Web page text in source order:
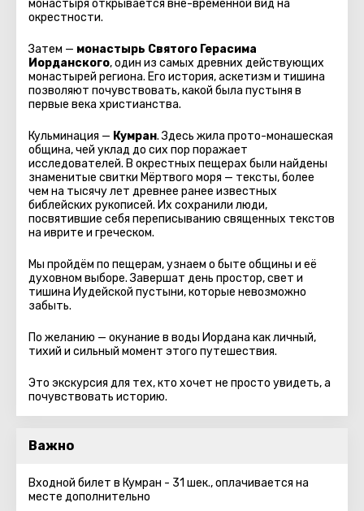
монастыря открывается вне-временной вид на
окрестности.
Затем — монастырь Святого Герасима
Иорданского, один из самых древних действующих
монастырей региона. Его история, аскетизм и тишина
позволяют почувствовать, какой была пустыня в
первые века христианства.
Кульминация — Кумран. Здесь жила прото-монашеская
община, чей уклад до сих пор поражает
исследователей. В окрестных пещерах были найдены
знаменитые свитки Мёртвого моря — тексты, более
чем на тысячу лет древнее ранее известных
библейских рукописей. Их сохранили люди,
посвятившие себя переписыванию священных текстов
на иврите и греческом.
Мы пройдём по пещерам, узнаем о быте общины и её
духовном выборе. Завершат день простор, свет и
тишина Иудейской пустыни, которые невозможно
забыть.
По желанию — окунание в воды Иордана как личный,
тихий и сильный момент этого путешествия.
Это экскурсия для тех, кто хочет не просто увидеть, а
почувствовать историю.
Важно
Входной билет в Кумран - 31 шек., оплачивается на
месте дополнительно